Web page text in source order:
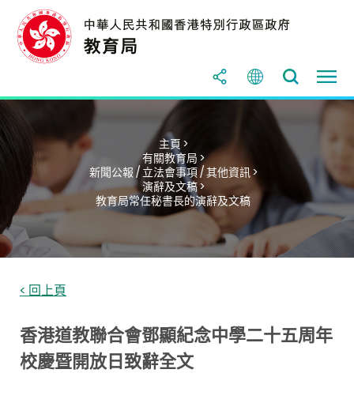
主頁 >
有關教育局 >
新聞公報 / 立法會事項 / 其他資訊 >
演辭及文稿 >
教育局常任秘書長的演辭及文稿
< 回上頁
香港道教聯合會鄧顯紀念中學二十五周年
校慶暨開放日致辭全文